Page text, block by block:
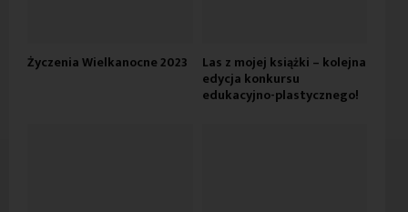
Życzenia Wielkanocne 2023 Las z mojej książki – kolejna
edycja konkursu
edukacyjno-plastycznego!